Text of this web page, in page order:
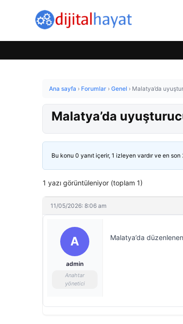
Ana sayfa › Forumlar › Genel › Malatya’da
Malatya’da
Bu konu 0 yanıt içerir, 1 izleyen vardır ve en son
1 yazı görüntüleniyor (toplam 1)
11/05/2026: 8:06 am
A
admin
Anahtar
yönetici
Malatya’da